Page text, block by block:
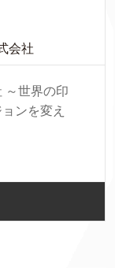
会社
～世界の印
ンを変え